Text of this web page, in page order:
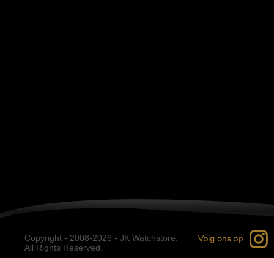
Copyright - 2008-2026 - JK Watchstore.
All Rights Reserved.